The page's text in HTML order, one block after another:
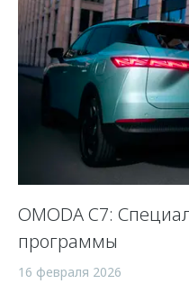
OMODA C7:
программы
16 февраля 2026